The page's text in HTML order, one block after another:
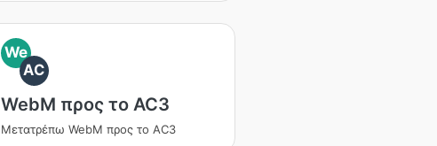
We
AC
WebM προς το AC3
Μετατρέπω WebM προς το AC3